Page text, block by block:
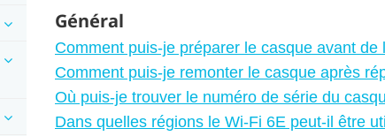
Général
Comment puis-je préparer le casque avant
Comment puis-je remonter le casque après
Où puis-je trouver le numéro de série du
Dans quelles régions le Wi-Fi 6E peut-il être